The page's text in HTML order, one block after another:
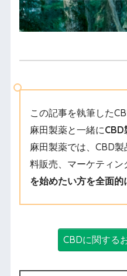
この記事を執筆した
麻田製薬と一緒に
麻田製薬では、CBD
料販売、マーケティン
を始めたい方を全面的
CBDに関する